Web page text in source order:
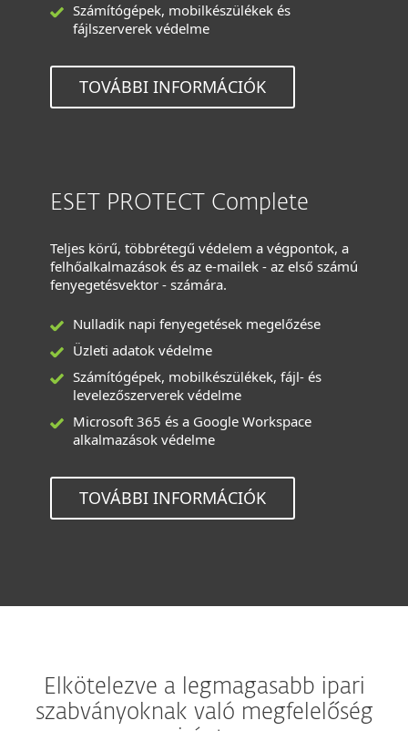
Számítógépek, mobilkészülékek és
fájlszerverek védelme
TOVÁBBI INFORMÁCIÓK
ESET PROTECT Complete
Teljes körű, többrétegű védelem a végpontok, a
felhőalkalmazások és az e-mailek - az első számú
fenyegetésvektor - számára.
Nulladik napi fenyegetések megelőzése
Üzleti adatok védelme
Számítógépek, mobilkészülékek, fájl- és
levelezőszerverek védelme
Microsoft 365 és a Google Workspace
alkalmazások védelme
TOVÁBBI INFORMÁCIÓK
Elkötelezve a legmagasabb ipari
szabványoknak való megfelelőség